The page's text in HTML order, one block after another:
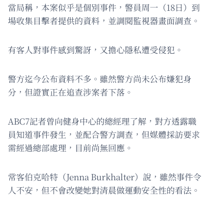
當局稱，本案似乎是個別事件，警員周一（18日）到
場收集目擊者提供的資料，並調閱監視器畫面調查。
有客人對事件感到驚訝，又擔心隱私遭受侵犯。
警方迄今公布資料不多。雖然警方尚未公布嫌犯身
分，但證實正在追查涉案者下落。
ABC7記者曾向健身中心的總經理了解，對方透露職
員知道事件發生，並配合警方調查，但媒體採訪要求
需經過總部處理，目前尚無回應。
常客伯克哈特（Jenna Burkhalter）說，雖然事件令
人不安，但不會改變她對清晨做運動安全性的看法。